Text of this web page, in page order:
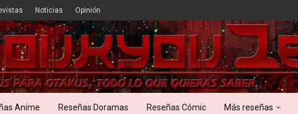
Noticias Opinión
Anime Reseñas Doramas Reseñas Cómic Más reseñas